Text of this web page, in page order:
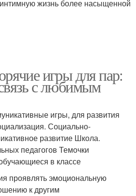
интимную жизнь более насыщенной
игры для пар:
с любимым
игры, для развития
Социально-
развитие Школа.
педагогов Темочки
в классе
проявлять эмоциональную
к другим